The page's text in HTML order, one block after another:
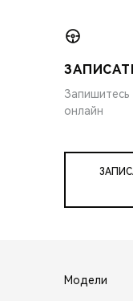
онлайн
Модели